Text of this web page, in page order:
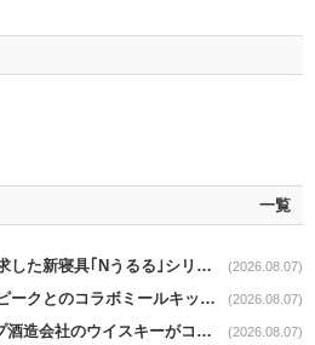
一覧
ニトリnews｜肌ざわりを追求した新寝具｢Nうるる｣シリーズを発売 (2026.08.07)
オイシックスnews｜スノーピークとのコラボミールキット8/13発売 (2026.08.07)
OICグループnews｜グループ酒造会社のウイスキーがコンペティション受賞 (2026.08.07)